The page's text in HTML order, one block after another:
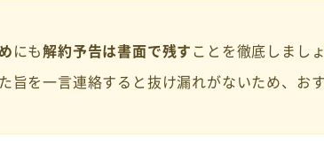
にも解約予告は書面で残すことを徹底しまし
旨を一言連絡すると抜け漏れがないため、お